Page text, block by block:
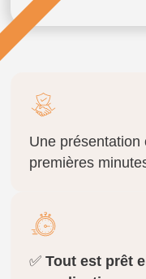
Une présentation
premières
✅ Tout est prêt